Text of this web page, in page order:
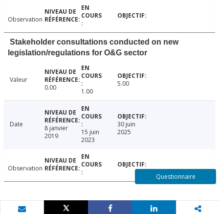
Observation
Stakeholder consultations conducted on new
legislation/regulations for O&G sector
Valeur
0.00
1.00
5.00
Date
8 janvier
2019
15 juin
2023
30 juin
2025
Observation
Questionnaire